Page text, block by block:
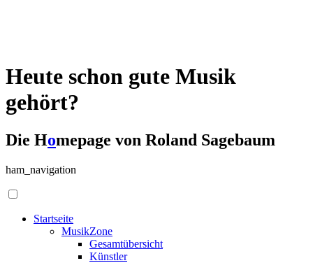
Heute schon gute Musik
gehört?
Die Homepage von Roland Sagebaum
ham_navigation
Startseite
MusikZone
Gesamtübersicht
Künstler